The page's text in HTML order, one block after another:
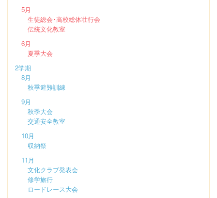
5月
生徒総会･高校総体壮行会
伝統文化教室
6月
夏季大会
2学期
8月
秋季避難訓練
9月
秋季大会
交通安全教室
10月
収納祭
11月
文化クラブ発表会
修学旅行
ロードレース大会